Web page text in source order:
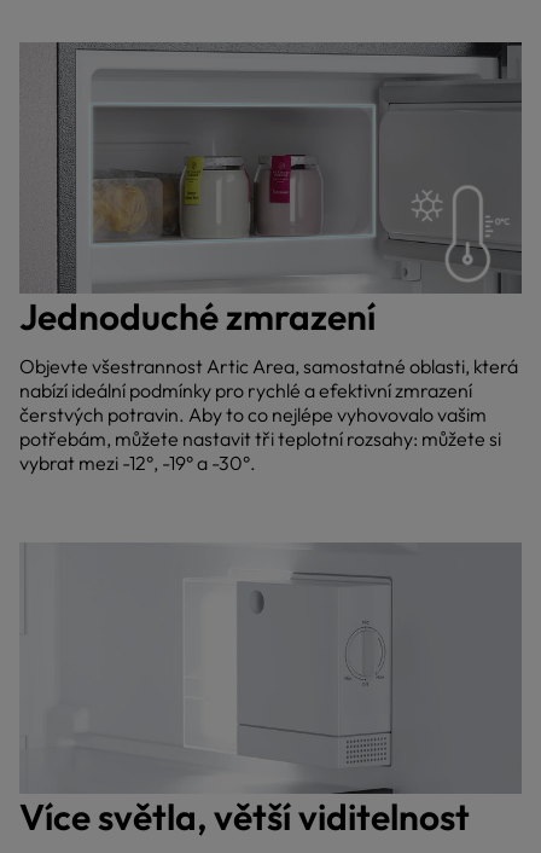
Jednoduché zmrazení
Objevte všestrannost Artic Area, samostatné oblasti, která
nabízí ideální podmínky pro rychlé a efektivní zmrazení
čerstvých potravin. Aby to co nejlépe vyhovovalo vašim
potřebám, můžete nastavit tři teplotní rozsahy: můžete si
vybrat mezi -12°, -19° a -30°.
Více světla, větší viditelnost